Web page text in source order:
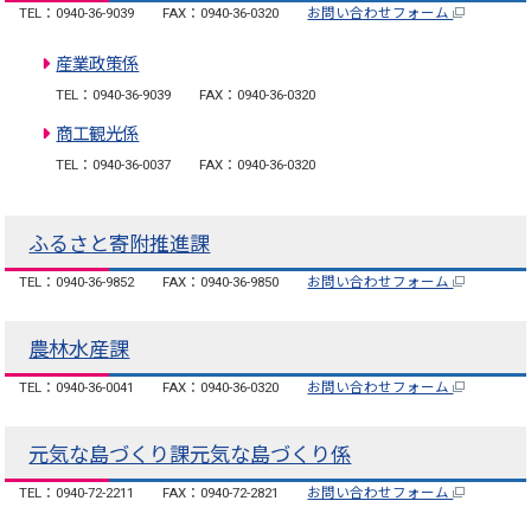
TEL：0940-36-9039 FAX：0940-36-0320 お問い合わせフォーム
産業政策係
TEL：0940-36-9039 FAX：0940-36-0320
商工観光係
TEL：0940-36-0037 FAX：0940-36-0320
ふるさと寄附推進課
TEL：0940-36-9852 FAX：0940-36-9850 お問い合わせフォーム
農林水産課
TEL：0940-36-0041 FAX：0940-36-0320 お問い合わせフォーム
元気な島づくり課元気な島づくり係
TEL：0940-72-2211 FAX：0940-72-2821 お問い合わせフォーム